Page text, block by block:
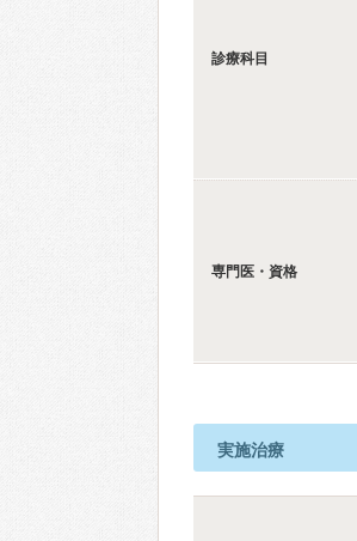
診療科目
専門医・資格
実施治療